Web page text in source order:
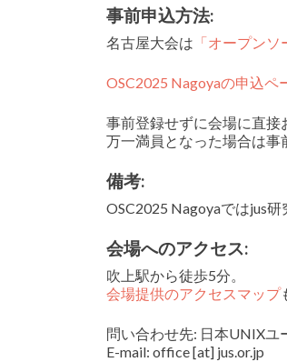
事前申込方法:
名古屋大会は 「オープン
OSC2025 Nagoyaの申込ペ
事前登録せずに会場に直接
万一満員となった場合は事
備考:
OSC2025 Nagoyaではjus
会場へのアクセス:
吹上駅から徒歩5分。
会場提供のアクセスマップ
問い合わせ先: 日本UNIXユ
E-mail: office [at] jus.or.jp